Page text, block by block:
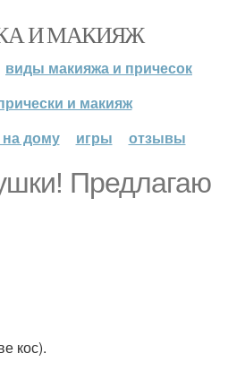
И МАКИЯЖ
виды макияжа и причесок
и макияж
дому
игры отзывы
Предлагаю
кос).